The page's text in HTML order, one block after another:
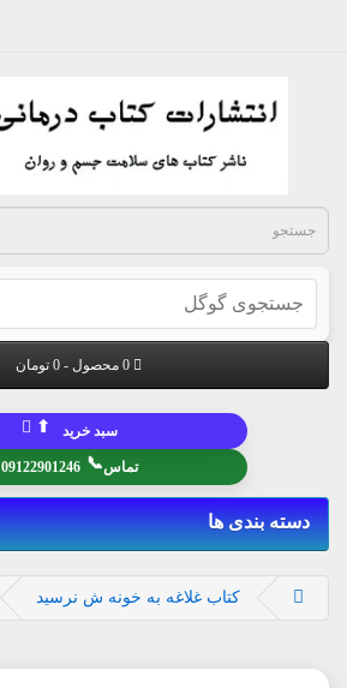
0 محصول - 0 تومان
تماس📞
09122901246
سبد خرید ⬆
دسته بندی ها
کتاب غلاغه به خونه ش نرسید